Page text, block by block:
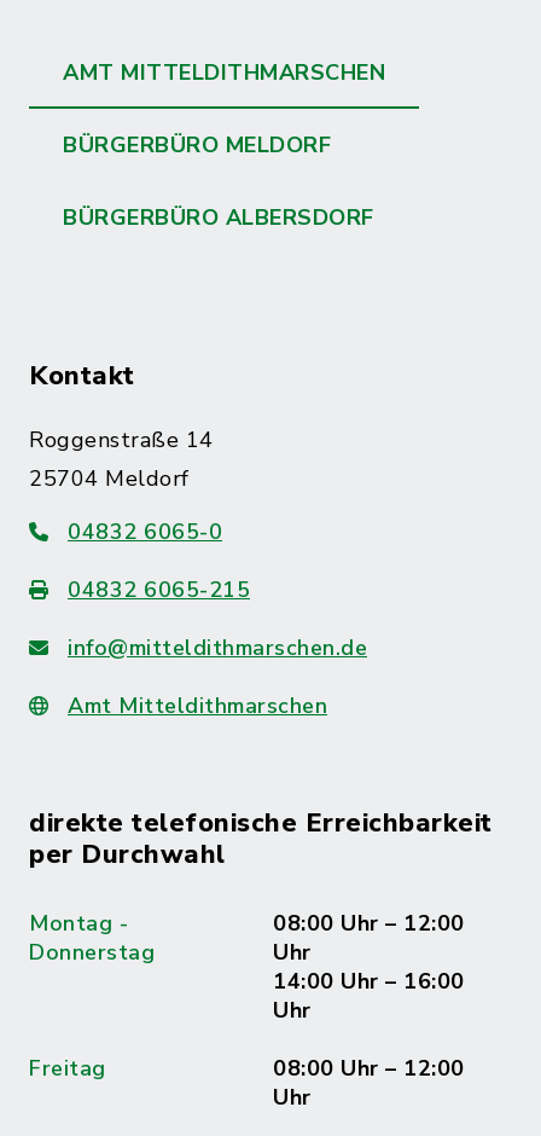
AMT MITTELDITHMARSCHEN
BÜRGERBÜRO MELDORF
BÜRGERBÜRO ALBERSDORF
Kontakt
Roggenstraße 14
25704 Meldorf
04832 6065-0
04832 6065-215
info@mitteldithmarschen.de
Amt Mitteldithmarschen
direkte telefonische Erreichbarkeit
per Durchwahl
Montag -
Donnerstag
08:00 Uhr – 12:00
Uhr
14:00 Uhr – 16:00
Uhr
Freitag
08:00 Uhr – 12:00
Uhr